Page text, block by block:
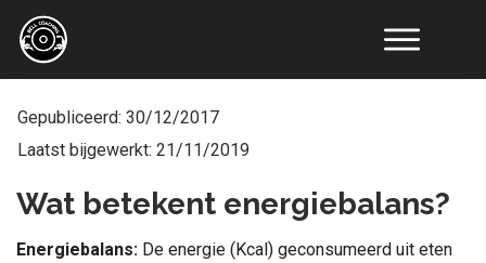
Online
Artikelen
Recepten
Gepubliceerd: 30/12/2017
Laatst bijgewerkt: 21/11/2019
Wat betekent energiebalans?
Energiebalans: De energie (Kcal) geconsumeerd uit eten